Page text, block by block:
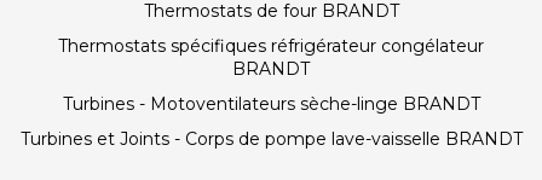
Thermostats de four BRANDT
Thermostats spécifiques réfrigérateur congélateur
BRANDT
Turbines - Motoventilateurs sèche-linge BRANDT
Turbines et Joints - Corps de pompe lave-vaisselle BRANDT